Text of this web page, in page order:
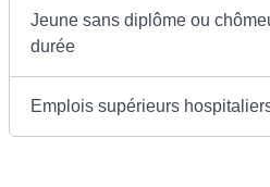
Jeune sans diplôme ou
durée
Emplois supérieurs